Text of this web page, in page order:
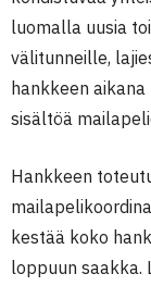
luomalla uusia
välitunneille,
hankkeen
sisältöä
Hankkeen
kestää koko
loppuun saakka.